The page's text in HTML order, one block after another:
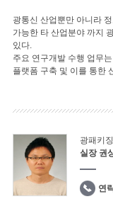
광통신 산업뿐만 아니라
가능한 타 산업분야 까지
있다.
주요 연구개발 수행 업무
플랫폼 구축 및 이를 통한
광패키
실장 권
연